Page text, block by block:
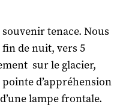
tenace. Nous
de nuit, vers 5
sur le glacier,
d’appréhension
lampe frontale.